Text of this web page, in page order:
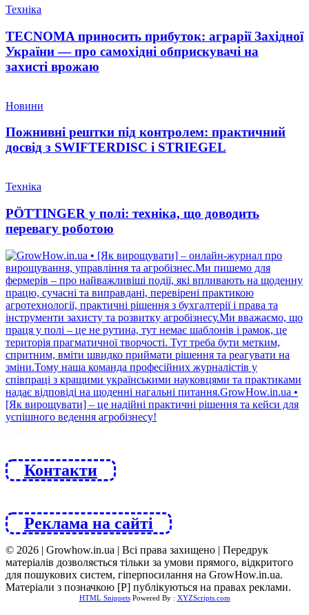
Техніка
TECNOMA приносить прибуток: аграрії Західної
України — про самохідні обприскувачі на
захисті врожаю
Новини
Пожнивні рештки під контролем: практичний
досвід з SWIFTERDISC і STRIEGEL
Техніка
PÖTTINGER у полі: техніка, що доводить
перевагу роботою
Контакти
Реклама на сайті
© 2026 | Growhow.in.ua | Всі права захищено | Передрук
матеріалів дозволяється тільки за умови прямого, відкритого
для пошукових систем, гіперпосилання на GrowHow.in.ua.
Матеріали з позначкою [Р] публікуються на правах реклами.
HTML SnippetsPowered By : XYZScripts.com